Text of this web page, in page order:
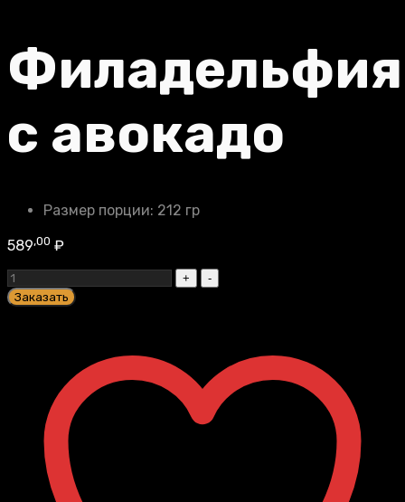
Филадельфия
с авокадо
Размер порции: 212 гр
589,00 ₽
Филадельфия
с
авокадо
Заказать